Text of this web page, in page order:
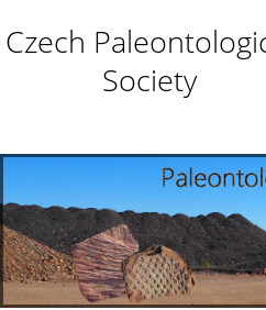
Czech
Society